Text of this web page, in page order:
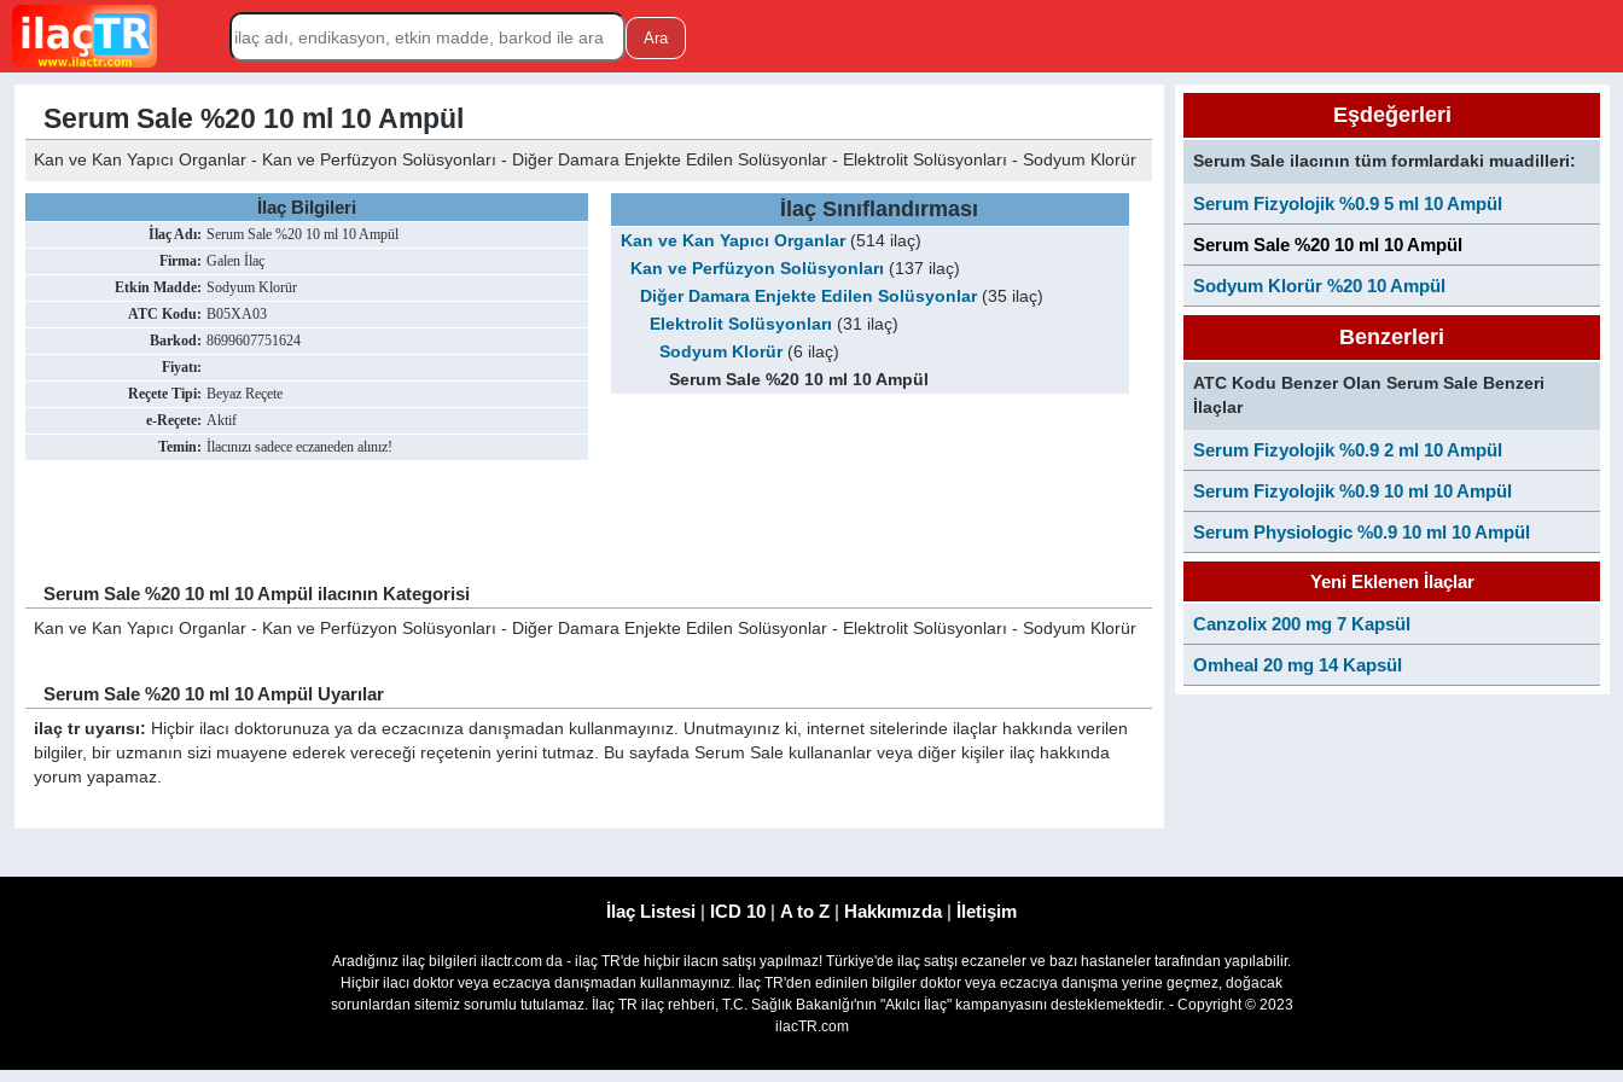
Serum Sale %20 10 ml 10 Ampül
Kan ve Kan Yapıcı Organlar - Kan ve Perfüzyon Solüsyonları - Diğer Damara Enjekte Edilen Solüsyonlar - Elektrolit Solüsyonları - Sodyum Klorür
İlaç Bilgileri
İlaç Adı: Serum Sale %20 10 ml 10 Ampül
Firma: Galen İlaç
Etkin Madde: Sodyum Klorür
ATC Kodu: B05XA03
Barkod: 8699607751624
Fiyatı:
Reçete Tipi: Beyaz Reçete
e-Reçete: Aktif
Temin: İlacınızı sadece eczaneden alınız!
İlaç Sınıflandırması
Kan ve Kan Yapıcı Organlar(514 ilaç)
Kan ve Perfüzyon Solüsyonları (137 ilaç)
Diğer Damara Enjekte Edilen Solüsyonlar(35 ilaç)
Elektrolit Solüsyonları (31 ilaç)
Sodyum Klorür(6 ilaç)
Serum Sale %20 10 ml 10 Ampül
Serum Sale %20 10 ml 10 Ampül ilacının Kategorisi
Kan ve Kan Yapıcı Organlar - Kan ve Perfüzyon Solüsyonları - Diğer Damara Enjekte Edilen Solüsyonlar - Elektrolit Solüsyonları - Sodyum Klorür
Serum Sale %20 10 ml 10 Ampül Uyarılar
ilaç tr uyarısı: Hiçbir ilacı doktorunuza ya da eczacınıza danışmadan kullanmayınız. Unutmayınız ki, internet sitelerinde ilaçlar hakkında verilen
bilgiler, bir uzmanın sizi muayene ederek vereceği reçetenin yerini tutmaz. Bu sayfada Serum Sale kullananlar veya diğer kişiler ilaç hakkında
yorum yapamaz.
Eşdeğerleri
Serum Sale ilacının tüm formlardaki muadilleri:
Serum Fizyolojik %0.9 5 ml 10 Ampül
Serum Sale %20 10 ml 10 Ampül
Sodyum Klorür %20 10 Ampül
Benzerleri
ATC Kodu Benzer Olan Serum Sale Benzeri
İlaçlar
Serum Fizyolojik %0.9 2 ml 10 Ampül
Serum Fizyolojik %0.9 10 ml 10 Ampül
Serum Physiologic %0.9 10 ml 10 Ampül
Yeni Eklenen İlaçlar
Canzolix 200 mg 7 Kapsül
Omheal 20 mg 14 Kapsül
İlaç Listesi | ICD 10 | A to Z | Hakkımızda| İletişim
Aradığınız ilaç bilgileri ilactr.com da - ilaç TR'de hiçbir ilacın satışı yapılmaz! Türkiye'de ilaç satışı eczaneler ve bazı hastaneler tarafından yapılabilir.
Hiçbir ilacı doktor veya eczacıya danışmadan kullanmayınız. İlaç TR'den edinilen bilgiler doktor veya eczacıya danışma yerine geçmez, doğacak
sorunlardan sitemiz sorumlu tutulamaz. İlaç TR ilaç rehberi, T.C. Sağlık Bakanlğı'nın "Akılcı İlaç" kampanyasını desteklemektedir. - Copyright © 2023
ilacTR.com